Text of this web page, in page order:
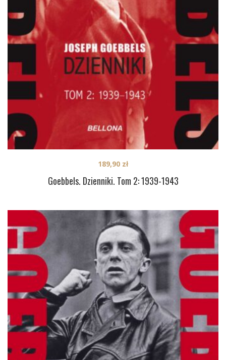
Goebbels. Dzienniki. Tom 2: 1939-1943
189,90 zł